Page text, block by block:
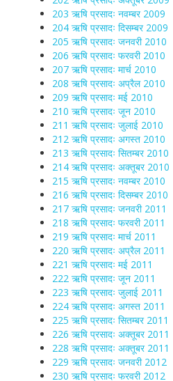
203 ऋषि प्रसादः नवम्बर 2009
204 ऋषि प्रसादः दिसम्बर 2009
205 ऋषि प्रसादः जनवरी 2010
206 ऋषि प्रसादः फरवरी 2010
207 ऋषि प्रसादः मार्च 2010
208 ऋषि प्रसादः अप्रैल 2010
209 ऋषि प्रसादः मई 2010
210 ऋषि प्रसादः जून 2010
211 ऋषि प्रसादः जुलाई 2010
212 ऋषि प्रसादः अगस्त 2010
213 ऋषि प्रसादः सितम्बर 2010
214 ऋषि प्रसादः अक्तूबर 2010
215 ऋषि प्रसादः नवम्बर 2010
216 ऋषि प्रसादः दिसम्बर 2010
217 ऋषि प्रसादः जनवरी 2011
218 ऋषि प्रसादः फरवरी 2011
219 ऋषि प्रसादः मार्च 2011
220 ऋषि प्रसादः अप्रैल 2011
221 ऋषि प्रसादः मई 2011
222 ऋषि प्रसादः जून 2011
223 ऋषि प्रसादः जुलाई 2011
224 ऋषि प्रसादः अगस्त 2011
225 ऋषि प्रसादः सितम्बर 2011
226 ऋषि प्रसादः अक्तूबर 2011
228 ऋषि प्रसादः अक्तूबर 2011
229 ऋषि प्रसादः जनवरी 2012
230 ऋषि प्रसादः फरवरी 2012